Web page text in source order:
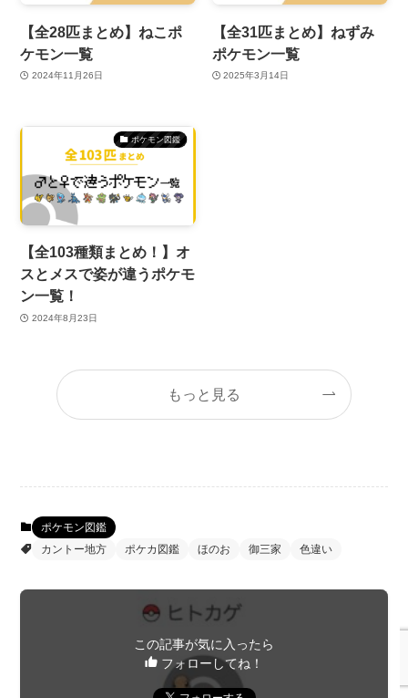
【全28匹まとめ】ねこポ
ケモン一覧
2024年11月26日
【全31匹まとめ】ねずみ
ポケモン一覧
2025年3月14日
ポケモン図鑑
【全103種類まとめ！】オ
スとメスで姿が違うポケモ
ン一覧！
2024年8月23日
もっと見る
ポケモン図鑑
カントー地方
ポケカ図鑑 ほのお 御三家 色違い
この記事が気に入ったら
フォローしてね！